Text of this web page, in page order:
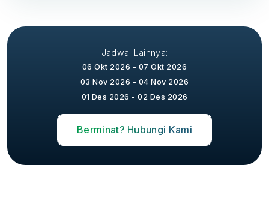
Jadwal Lainnya:
06 Okt 2026 - 07 Okt 2026
03 Nov 2026 - 04 Nov 2026
01 Des 2026 - 02 Des 2026
Berminat? Hubungi Kami